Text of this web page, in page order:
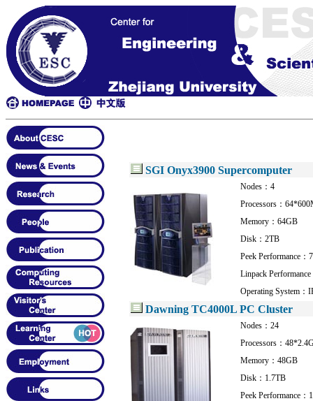
SGI Onyx3900 Supercomputer
Nodes：4
Processors：
Memory：64GB
Disk：2TB
Peek Performance：
Linpack
Operating System：
Dawning TC4000L PC Cluster
Nodes：24
Processors：
Memory：48GB
Disk：1.7TB
Peek Performance：